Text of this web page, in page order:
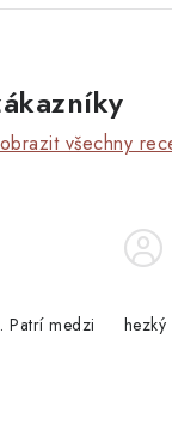
všechny
Patrí medzi
hezký